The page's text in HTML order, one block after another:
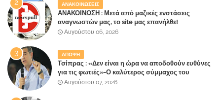
ΑΝΑΚΟΙΝΩΣΕΙΣ
ΑΝΑΚΟΙΝΩΣΗ : Μετά από μαζικές ενστάσεις
αναγνωστών μας, το site μας επανήλθε!
Αυγούστου 06, 2026
ΑΠΟΨΗ
Τσίπρας : «Δεν είναι η ώρα να αποδοθούν ευθύνες
για τις φωτιές»-Ο καλύτερος σύμμαχος του
Μητσοτάκη
Αυγούστου 07, 2026